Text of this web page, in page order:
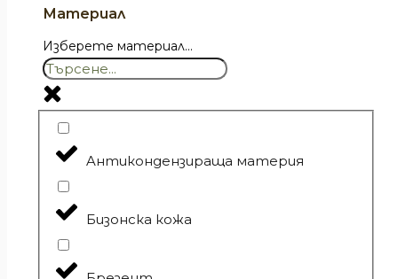
Материал
Изберете материал...
Aнтикондензираща материя
Бизонска кожа